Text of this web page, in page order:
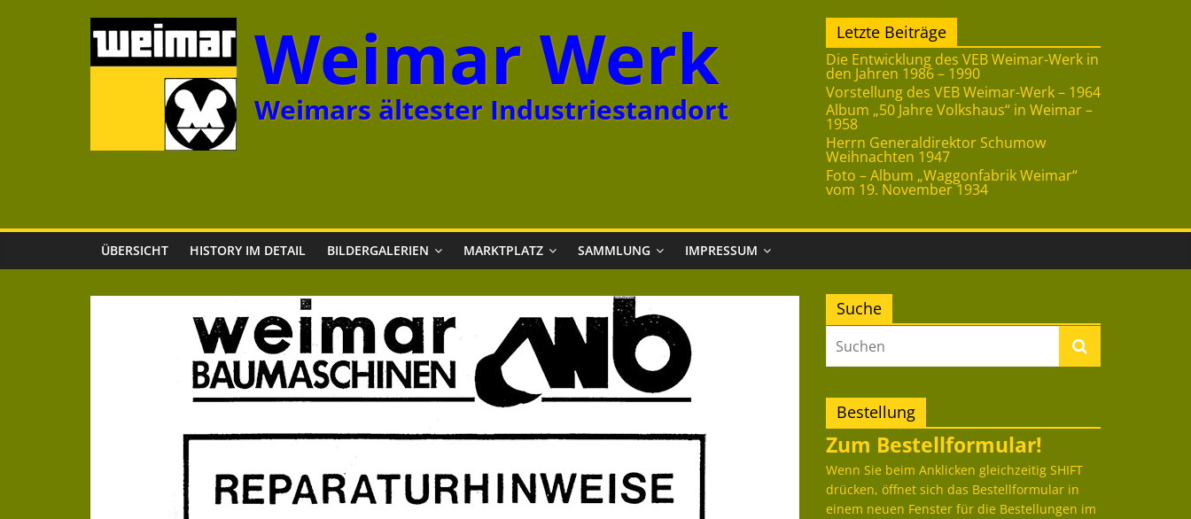
Weimar Werk
Weimars ältester Industriestandort
Letzte Beiträge
Die Entwicklung des VEB Weimar-Werk in
den Jahren 1986 – 1990
Vorstellung des VEB Weimar-Werk – 1964
Album „50 Jahre Volkshaus“ in Weimar –
1958
Herrn Generaldirektor Schumow
Weihnachten 1947
Foto – Album „Waggonfabrik Weimar“
vom 19. November 1934
ÜBERSICHT HISTORY IM DETAIL BILDERGALERIEN MARKTPLATZ SAMMLUNG IMPRESSUM
Suche
Bestellung
Zum Bestellformular!
Wenn Sie beim Anklicken gleichzeitig SHIFT
drücken, öffnet sich das Bestellformular in
einem neuen Fenster für die Bestellungen im